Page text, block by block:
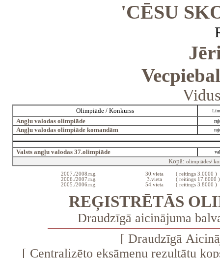
'CĒSU
Olimpiāde / Konkurss
Angļu valodas olimpiāde
Angļu valodas olimpiāde komandām
Valsts angļu valodas 37.olimpiāde
Kopā: olimpiādes/
2007./2008.m.g. 30.vieta
( reitings 3.0000 )
2006./2007.m.g. 3.vieta
( reitings 17.6000 )
2005./2006.m.g. 54.vieta ( reitings 3.8000 )
REĢISTRĒTĀS
Draudzīgā aicinājuma
[ Draudzīgā
[ Centralizēto eksāmenu rezultātu